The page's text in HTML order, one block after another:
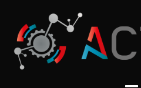
contenu